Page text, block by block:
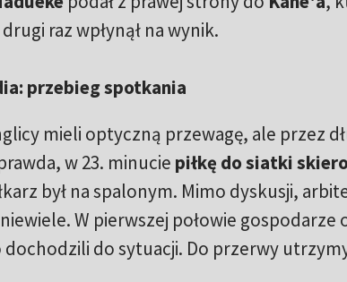
raz wpłynął na wynik.
przebieg spotkania
mieli optyczną przewagę, ale przez
w 23. minucie piłkę do siatki
był na spalonym. Mimo dyskusji,
W pierwszej połowie
do sytuacji. Do przerwy